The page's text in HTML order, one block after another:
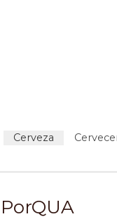
Cerveza
PorQUA